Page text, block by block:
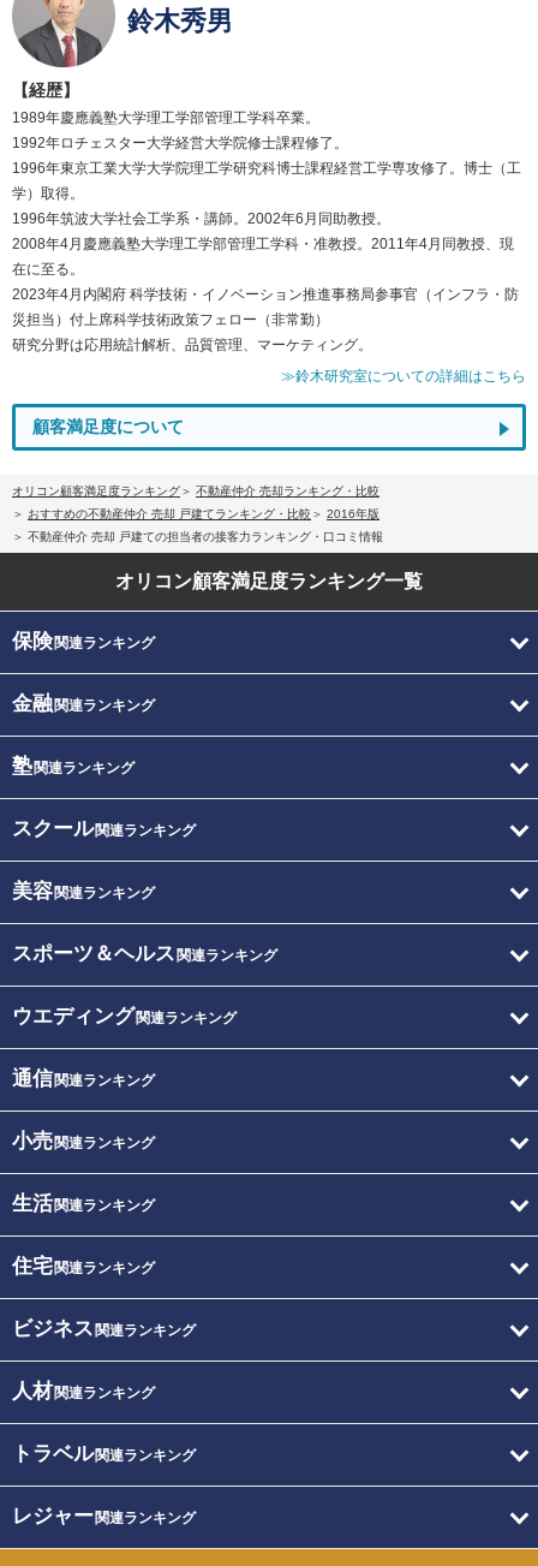
鈴木秀男
【経歴】
1989年慶應義塾大学理工学部管理工学科卒業。
1992年ロチェスター大学経営大学院修士課程修了。
1996年東京工業大学大学院理工学研究科博士課程経営工学専攻修了。博士（工
学）取得。
1996年筑波大学社会工学系・講師。2002年6月同助教授。
2008年4月慶應義塾大学理工学部管理工学科・准教授。2011年4月同教授、現
在に至る。
2023年4月内閣府 科学技術・イノベーション推進事務局参事官（インフラ・防
災担当）付上席科学技術政策フェロー（非常勤）
研究分野は応用統計解析、品質管理、マーケティング。
≫鈴木研究室についての詳細はこちら
顧客満足度について
オリコン顧客満足度ランキング
不動産仲介 売却ランキング・比較
おすすめの不動産仲介 売却 戸建てランキング・比較
2016年版
不動産仲介 売却 戸建ての担当者の接客力ランキング・口コミ情報
オリコン顧客満足度ランキング一覧
保険関連ランキング
金融関連ランキング
塾関連ランキング
スクール関連ランキング
美容関連ランキング
スポーツ＆ヘルス 関連ランキング
ウエディング関連ランキング
通信関連ランキング
小売関連ランキング
生活関連ランキング
住宅関連ランキング
ビジネス 関連ランキング
人材関連ランキング
トラベル関連ランキング
レジャー関連ランキング